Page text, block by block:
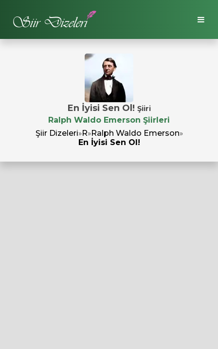
En İyisi Sen Ol! Şiiri
Ralph Waldo Emerson Şiirleri
Şiir Dizeleri»R»Ralph Waldo Emerson»
En İyisi Sen Ol!